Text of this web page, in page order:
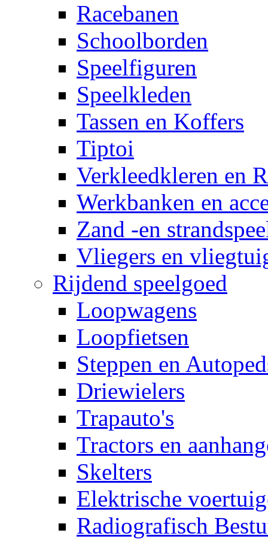
Racebanen
Schoolborden
Speelfiguren
Speelkleden
Tassen en Koffers
Tiptoi
Verkleedkleren en
Werkbanken en
Zand -en
Vliegers en
Rijdend speelgoed
Loopwagens
Loopfietsen
Steppen en
Driewielers
Trapauto's
Tractors en
Skelters
Elektrische
Radiografisch